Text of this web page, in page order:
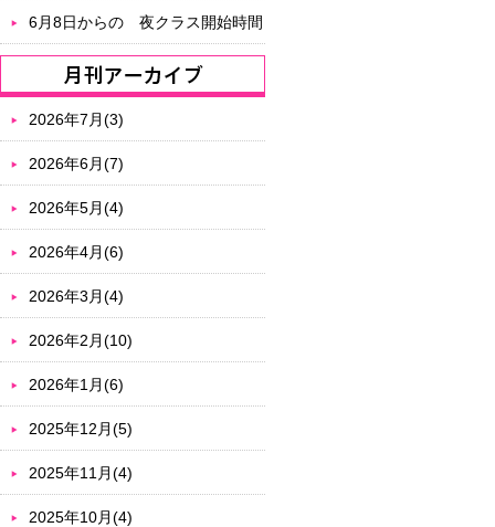
6月8日からの 夜クラス開始時間
2026年7月(3)
2026年6月(7)
2026年5月(4)
2026年4月(6)
2026年3月(4)
2026年2月(10)
2026年1月(6)
2025年12月(5)
2025年11月(4)
2025年10月(4)